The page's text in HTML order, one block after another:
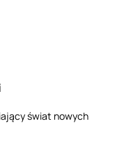
świat nowych